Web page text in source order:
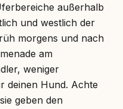
außerhalb
und westlich der
morgens und nach
am
weniger
deinen Hund. Achte
geben den